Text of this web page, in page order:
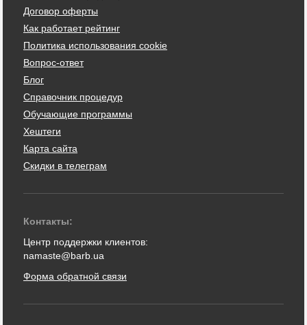
Договор оферты
Как работает рейтинг
Политика использования cookie
Вопрос-ответ
Блог
Справочник процедур
Обучающие программы
Хештеги
Карта сайта
Скидки в телеграм
Контакты:
Центр поддержки клиентов:
namaste@barb.ua
Форма обратной связи